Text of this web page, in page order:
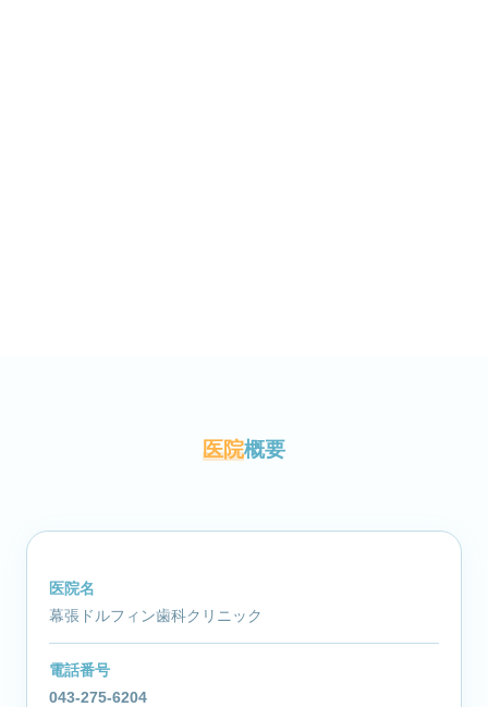
医院概要
医院名
幕張ドルフィン歯科クリニック
電話番号
043-275-6204